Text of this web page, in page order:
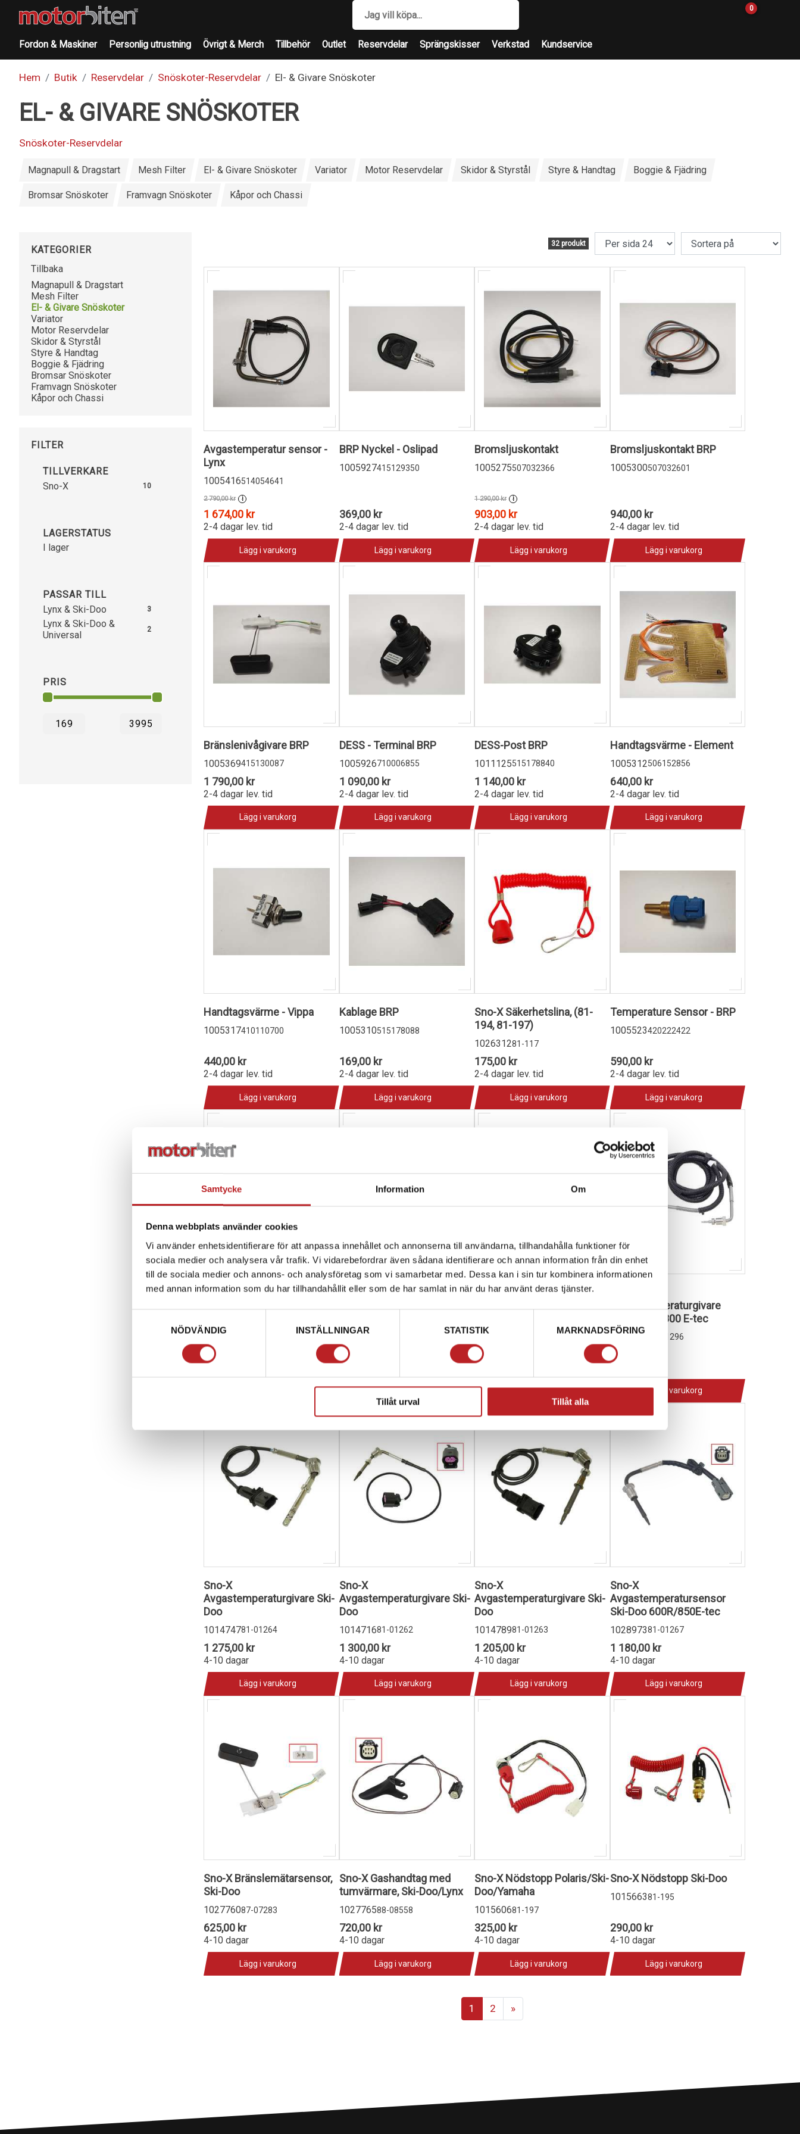
Samtycke Information Om
Denna webbplats använder cookies
Vi använder enhetsidentifierare för att anpassa innehållet och annonserna till användarna, tillhandahålla funktioner för
sociala medier och analysera vår trafik. Vi vidarebefordrar även sådana identifierare och annan information från din enhet
till de sociala medier och annons- och analysföretag som vi samarbetar med. Dessa kan i sin tur kombinera informationen
med annan information som du har tillhandahållit eller som de har samlat in när du har använt deras tjänster.
NÖDVÄNDIG
INSTÄLLNINGAR STATISTIK MARKNADSFÖRING
Tillåt urval Tillåt alla
0
Fordon & Maskiner Personlig utrustning Övrigt & Merch Tillbehör Outlet Reservdelar Sprängskisser Verkstad Kundservice
Hem Butik Reservdelar Snöskoter-Reservdelar El- & Givare Snöskoter
EL- & GIVARE SNÖSKOTER
Snöskoter-Reservdelar
Magnapull & Dragstart Mesh Filter El- & Givare Snöskoter Variator Motor Reservdelar Skidor & Styrstål Styre & Handtag Boggie & Fjädring
Bromsar Snöskoter Framvagn Snöskoter Kåpor och Chassi
KATEGORIER
Tillbaka
Magnapull & Dragstart
Mesh Filter
El- & Givare Snöskoter
Variator
Motor Reservdelar
Skidor & Styrstål
Styre & Handtag
Boggie & Fjädring
Bromsar Snöskoter
Framvagn Snöskoter
Kåpor och Chassi
FILTER
TILLVERKARE
Sno-X
10
LAGERSTATUS
I lager
PASSAR TILL
Lynx & Ski-Doo
3
Lynx & Ski-Doo &
Universal
2
PRIS
32 produkt
Avgastemperatur sensor -
Lynx
1005416514054641
2 790,00 kr i
1 674,00 kr
2-4 dagar lev. tid
Lägg i varukorg
BRP Nyckel - Oslipad
1005927415129350
369,00 kr
2-4 dagar lev. tid
Lägg i varukorg
Bromsljuskontakt
1005275507032366
1 290,00 kr i
903,00 kr
2-4 dagar lev. tid
Lägg i varukorg
Bromsljuskontakt BRP
1005300507032601
940,00 kr
2-4 dagar lev. tid
Lägg i varukorg
Bränslenivågivare BRP
1005369415130087
1 790,00 kr
2-4 dagar lev. tid
Lägg i varukorg
DESS - Terminal BRP
1005926710006855
1 090,00 kr
2-4 dagar lev. tid
Lägg i varukorg
DESS-Post BRP
1011125515178840
1 140,00 kr
2-4 dagar lev. tid
Lägg i varukorg
Handtagsvärme - Element
1005312506152856
640,00 kr
2-4 dagar lev. tid
Lägg i varukorg
Handtagsvärme - Vippa
1005317410110700
440,00 kr
2-4 dagar lev. tid
Lägg i varukorg
Kablage BRP
1005310515178088
169,00 kr
2-4 dagar lev. tid
Lägg i varukorg
Sno-X Säkerhetslina, (81-
194, 81-197)
102631281-117
175,00 kr
2-4 dagar lev. tid
Lägg i varukorg
Temperature Sensor - BRP
1005523420222422
590,00 kr
2-4 dagar lev. tid
Lägg i varukorg
Tumgas - Ski-Doo MXZ 600
1 240,00 kr
2-4 dagar lev. tid
3W Värmare för Väskor
490,00 kr
4-10 dagar
Lägg i varukorg
Arrowhead Startmotor Can-
1 675,00 kr
4-10 dagar
Lägg i varukorg
Avgastemperaturgivare
(dual), BRP 800 E-tec
1028969 81-01296
3 995,00 kr
4-10 dagar
Lägg i varukorg
Sno-X
Avgastemperaturgivare Ski-
Doo
101474781-01264
1 275,00 kr
4-10 dagar
Lägg i varukorg
Sno-X
Avgastemperaturgivare Ski-
Doo
101471681-01262
1 300,00 kr
4-10 dagar
Lägg i varukorg
Sno-X
Avgastemperaturgivare Ski-
Doo
101478981-01263
1 205,00 kr
4-10 dagar
Lägg i varukorg
Sno-X
Avgastemperatursensor
Ski-Doo 600R/850E-tec
102897381-01267
1 180,00 kr
4-10 dagar
Lägg i varukorg
Sno-X Bränslemätarsensor,
Ski-Doo
102776087-07283
625,00 kr
4-10 dagar
Lägg i varukorg
Sno-X Gashandtag med
tumvärmare, Ski-Doo/Lynx
102776588-08558
720,00 kr
4-10 dagar
Lägg i varukorg
Sno-X Nödstopp Polaris/Ski-
Doo/Yamaha
101560681-197
325,00 kr
4-10 dagar
Lägg i varukorg
Sno-X Nödstopp Ski-Doo
101566381-195
290,00 kr
4-10 dagar
Lägg i varukorg
1 2 »